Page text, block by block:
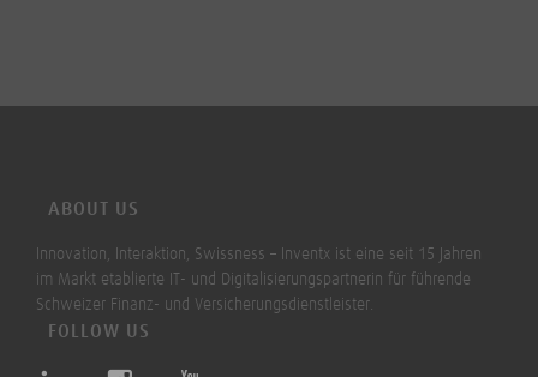
ABOUT US
Innovation, Interaktion, Swissness – Inventx ist eine seit 15 Jahren
im Markt etablierte IT- und Digitalisierungspartnerin für führende
Schweizer Finanz- und Versicherungsdienstleister.
FOLLOW US